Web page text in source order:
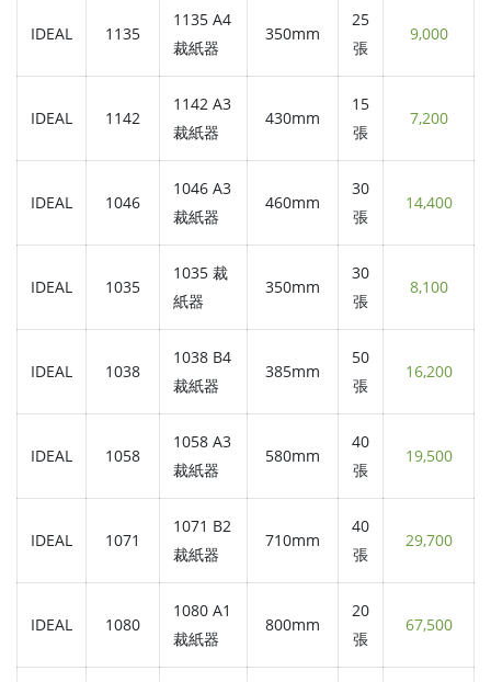
IDEAL 1135
1135 A4
裁紙器
350mm
25
張
9,000
IDEAL 1142
1142 A3
裁紙器
430mm
15
張
7,200
IDEAL 1046
1046 A3
裁紙器
460mm
30
張
14,400
IDEAL 1035
1035 裁
紙器
350mm
30
張
8,100
IDEAL 1038
1038 B4
裁紙器
385mm
50
張
16,200
IDEAL 1058
1058 A3
裁紙器
580mm
40
張
19,500
IDEAL 1071
1071 B2
裁紙器
710mm
40
張
29,700
IDEAL 1080
1080 A1
裁紙器
800mm
20
張
67,500